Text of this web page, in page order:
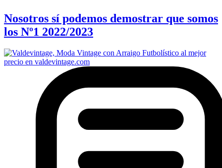
Nosotros sí podemos demostrar que somos
los Nº1 2022/2023